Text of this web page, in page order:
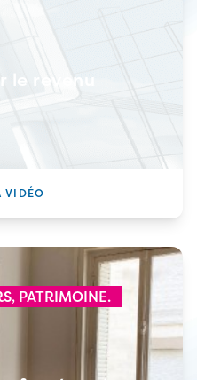
le revenu
VIDÉO
PATRIMOINE.